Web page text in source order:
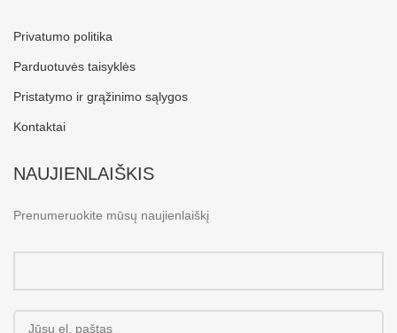
Privatumo politika
Parduotuvės taisyklės
Pristatymo ir grąžinimo sąlygos
Kontaktai
NAUJIENLAIŠKIS
Prenumeruokite mūsų naujienlaiškį